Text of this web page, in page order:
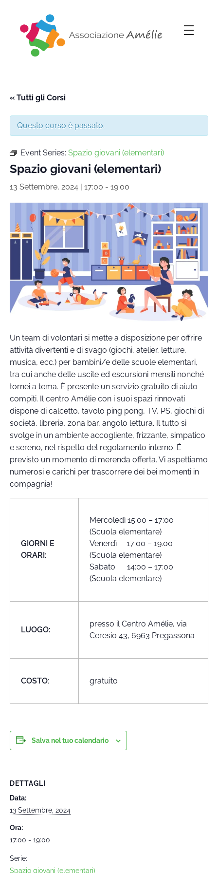
« Tutti gli Corsi
Questo corso è passato.
Event Series: Spazio giovani (elementari)
Spazio giovani (elementari)
13 Settembre, 2024 | 17:00 - 19:00
Un team di volontari si mette a disposizione per offrire
attività divertenti e di svago (giochi, atelier, letture,
musica, ecc.) per bambini/e delle scuole elementari,
tra cui anche delle uscite ed escursioni mensili nonché
tornei a tema. È presente un servizio gratuito di aiuto
compiti. Il centro Amélie con i suoi spazi rinnovati
dispone di calcetto, tavolo ping pong, TV, PS, giochi di
società, libreria, zona bar, angolo lettura. Il tutto si
svolge in un ambiente accogliente, frizzante, simpatico
e sereno, nel rispetto del regolamento interno. È
previsto un momento di merenda offerta. Vi aspettiamo
numerosi e carichi per trascorrere dei bei momenti in
compagnia!
GIORNI E
ORARI:
Mercoledì 15:00 – 17:00
(Scuola elementare)
Venerdì 17:00 – 19.00
(Scuola elementare)
Sabato 14:00 – 17:00
(Scuola elementare)
LUOGO:
presso il Centro Amélie, via
Ceresio 43, 6963 Pregassona
COSTO: gratuito
Salva nel tuo calendario
DETTAGLI
Data:
13 Settembre, 2024
Ora:
17:00 - 19:00
Serie:
Spazio giovani (elementari)